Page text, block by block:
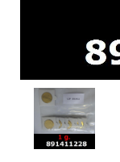
Avers
produit